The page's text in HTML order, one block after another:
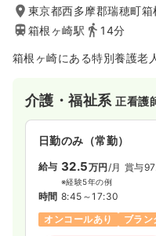
東京都西多摩郡瑞穂町
箱根ヶ崎駅
14分
箱根ヶ崎にある特別養護老
介護・福祉系正看護
日勤のみ（常勤）
給与 32.5万円 /月 賞与
※経験5年の例
時間 8:45～17:30
オンコールあり
ブラン